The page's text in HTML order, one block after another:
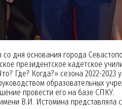
дня основания города
президентское кадетское
Где? Когда?» сезона 2022-2023
образовательных
провести его на базе СПКУ.
В.И. Истомина представляла